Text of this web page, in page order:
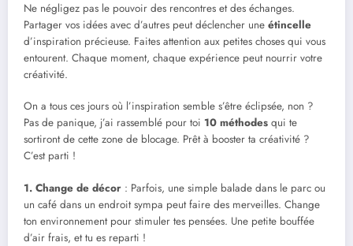
Ne négligez pas le pouvoir des rencontres et des échanges.
Partager vos idées avec d’autres peut déclencher une étincelle
d’inspiration précieuse. Faites attention aux petites choses qui vous
entourent. Chaque moment, chaque expérience peut nourrir votre
créativité.
On a tous ces jours où l’inspiration semble s’être éclipsée, non ?
Pas de panique, j’ai rassemblé pour toi 10 méthodes qui te
sortiront de cette zone de blocage. Prêt à booster ta créativité ?
C’est parti !
1. Change de décor : Parfois, une simple balade dans le parc ou
un café dans un endroit sympa peut faire des merveilles. Change
ton environnement pour stimuler tes pensées. Une petite bouffée
d’air frais, et tu es reparti !